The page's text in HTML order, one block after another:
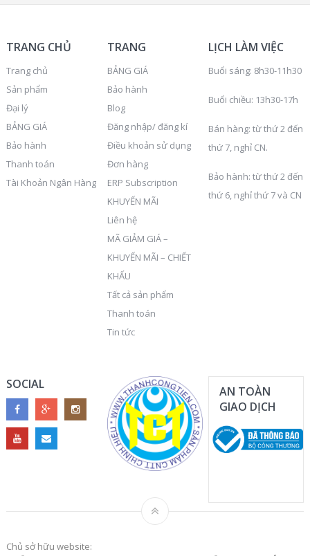
TRANG CHỦ
Trang chủ
Sản phẩm
Đại lý
BẢNG GIÁ
Bảo hành
Thanh toán
Tài Khoản Ngân Hàng
TRANG
BẢNG GIÁ
Bảo hành
Blog
Đăng nhập/ đăng kí
Điều khoản sử dụng
Đơn hàng
ERP Subscription
KHUYẾN MÃI
Liên hệ
MÃ GIẢM GIÁ –
KHUYẾN MÃI – CHIẾT
KHẤU
Tất cả sản phẩm
Thanh toán
Tin tức
LỊCH LÀM VIỆC
Buổi sáng: 8h30-11h30
Buổi chiều: 13h30-17h
Bán hàng: từ thứ 2 đến
thứ 7, nghỉ CN.
Bảo hành: từ thứ 2 đến
thứ 6, nghỉ thứ 7 và CN
SOCIAL
AN TOÀN
GIAO DỊCH
Chủ sở hữu website: